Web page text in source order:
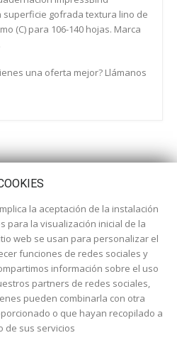
superficie gofrada textura lino de
(C) para 106-140 hojas. Marca
una oferta mejor? Llámanos
28925 Alcorcón
la aceptación de la instalación
para la visualización inicial de la
web se usan para personalizar el
funciones de redes sociales y
información sobre el uso
partners de redes sociales,
pueden combinarla con otra
o que hayan recopilado a
de sus servicios